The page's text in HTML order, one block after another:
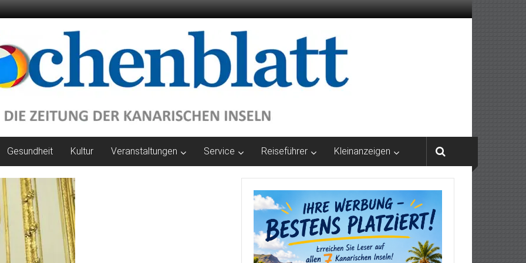
Gesundheit Kultur Veranstaltungen Service Reiseführer Kleinanzeigen